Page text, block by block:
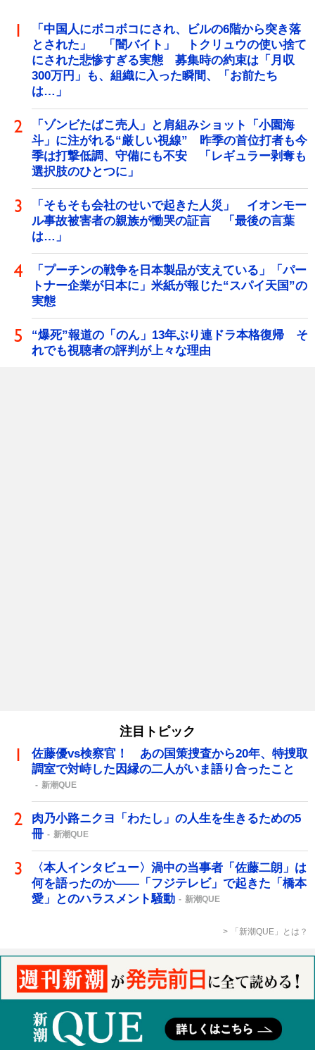
「中国人にボコボコにされ、ビルの6階から突き落
とされた」 「闇バイト」 トクリュウの使い捨て
にされた悲惨すぎる実態 募集時の約束は「月収
300万円」も、組織に入った瞬間、「お前たち
は…」
「ゾンビたばこ売人」と肩組みショット「小園海
斗」に注がれる“厳しい視線” 昨季の首位打者も今
季は打撃低調、守備にも不安 「レギュラー剥奪も
選択肢のひとつに」
「そもそも会社のせいで起きた人災」 イオンモー
ル事故被害者の親族が慟哭の証言 「最後の言葉
は…」
「プーチンの戦争を日本製品が支えている」「パー
トナー企業が日本に」米紙が報じた“スパイ天国”の
実態
“爆死”報道の「のん」13年ぶり連ドラ本格復帰 そ
れでも視聴者の評判が上々な理由
注目トピック
佐藤優vs検察官！ あの国策捜査から20年、特捜取
調室で対峙した因縁の二人がいま語り合ったこと
新潮QUE
肉乃小路ニクヨ「わたし」の人生を生きるための5
冊
新潮QUE
〈本人インタビュー〉渦中の当事者「佐藤二朗」は
何を語ったのか――「フジテレビ」で起きた「橋本
愛」とのハラスメント騒動
新潮QUE
「新潮QUE」とは？